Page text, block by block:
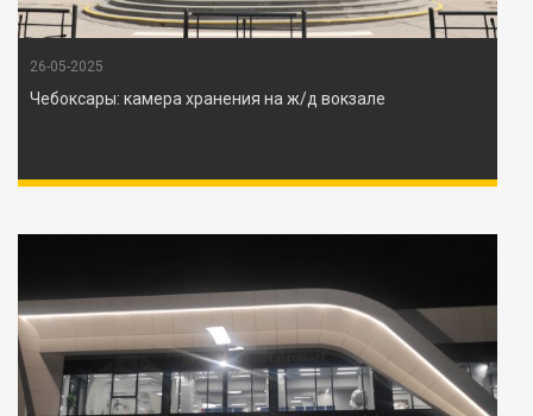
26-05-2025
Чебоксары: камера хранения на ж/д вокзале